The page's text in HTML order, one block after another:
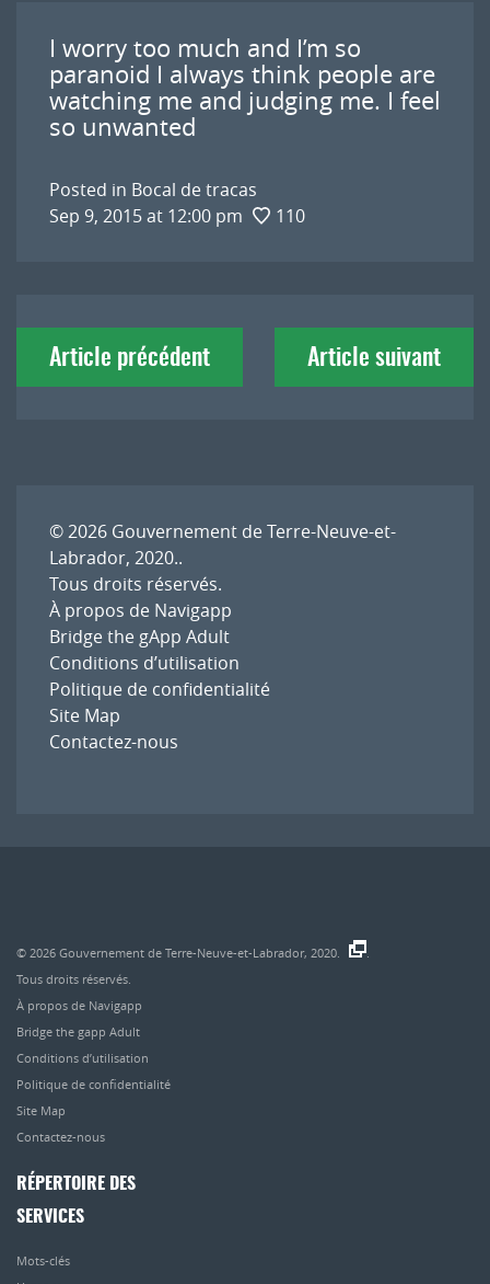
I worry too much and I’m so
paranoid I always think people are
watching me and judging me. I feel
so unwanted
Posted in Bocal de tracas
Sep 9, 2015 at 12:00 pm
110
Navigation
deArticle précédent Article suivant
© 2026 Gouvernement de Terre-Neuve-et-
Labrador, 2020..
Tous droits réservés.
À propos de Navigapp
Bridge the gApp Adult
Conditions d’utilisation
Politique de confidentialité
Site Map
Contactez-nous
© 2026 Gouvernement de Terre-Neuve-et-Labrador, 2020.
Tous droits réservés.
À propos de Navigapp
Bridge the gapp Adult
Conditions d’utilisation
Politique de confidentialité
Site Map
Contactez-nous
RÉPERTOIRE DES
SERVICES
Mots-clés